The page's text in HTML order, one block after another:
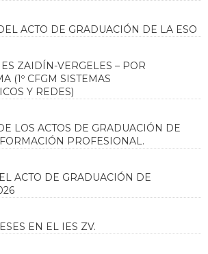
ACTO DE GRADUACIÓN DE LA ESO
ZAIDÍN-VERGELES – POR
(1º CFGM SISTEMAS
Y REDES)
LOS ACTOS DE GRADUACIÓN DE
PROFESIONAL.
ACTO DE GRADUACIÓN DE
EN EL IES ZV.